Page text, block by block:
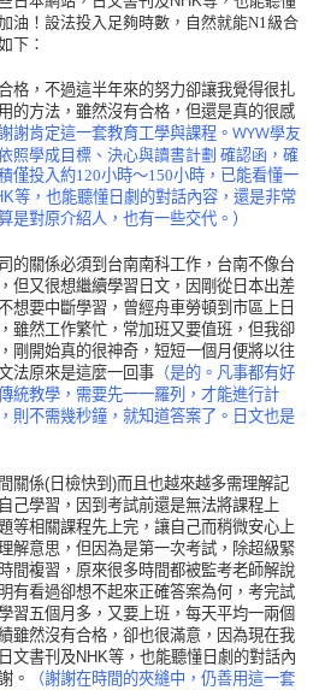
油！設法投入足夠時數，自然就能N1級合
下：
格，不過這半年來的努力卻讓我覺得很扎
的方法，雖然沒有合格，但還是真的很感
謝謝肯定這一套教育工學與課程。 WYW學友
照學成目標、決心與讀書計劃 確認函，確
僅投入約120小時～150小時，已能看懂一
等，也能聽懂日劇的對話內容，還是非常
是對原介紹人，也有一些交代。）
的關係必須到台南南科工作，台南不像台
但又很想繼續學習日文，因剛從日本出差
想要中斷學習，曾經舟車勞頓到市區上日
雖然工作繁忙，常加班又要值班，但我卻
剛開始真的很神奇，短短一個月便將以往
法原來是這麼一回事 （是的。凡事都有好
統教學，需要先一一羅列，才能進行計
則不需幾秒鐘，就知道答案了。日文也是
關係( 日檢快到 )而且也越來越多需理解記
己學習，因到考試前還是無法將課程上
等相關課程先上完，讓自己而稍微安心上
解意思，但因為是第一次考試，除超級緊
間複習，原來很多時間都被監考老師解說
有看過卻想不起來正確答案為何，考完試
習五個月多，又要上班，每天平均一兩個
雖然沒有合格，卻也很滿意，因為現在我
文書刊及 NHK等，也能聽懂日劇的對話內
。
（謝謝在時間的夾縫中，仍善用這一套